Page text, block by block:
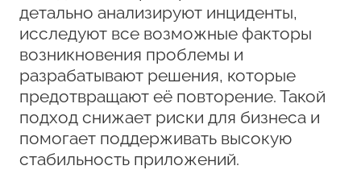
детально анализируют инциденты,
исследуют все возможные факторы
возникновения проблемы и
разрабатывают решения, которые
предотвращают её повторение. Такой
подход снижает риски для бизнеса и
помогает поддерживать высокую
стабильность приложений.